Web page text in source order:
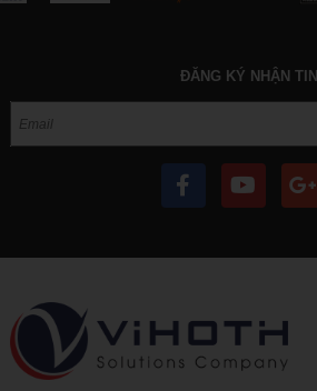
ĐĂNG KÝ NHẬN TIN